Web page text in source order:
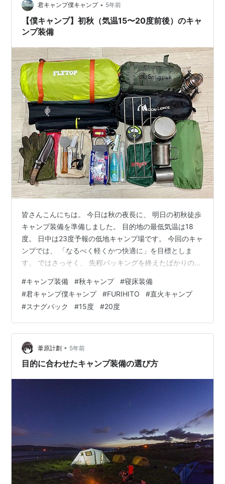
君キャンプ僕キャンプ • 5年前
【僕キャンプ】初秋（気温15〜20度前後）のキャ
ンプ装備
皆さんこんにちは。 今日は秋の夜長に、 明日の初秋徒歩
キャンプ装備を準備しました。 目的地の最低気温は18
度。 日中は23度予報の低地キャンプ場です。 今回のキャ
ンプでは、 「なるべく軽くかつ快適に」を目標としま
す。 ではさっそく、 先程パッキングを終えたばかりの装
ん。 代わりに先日購入したDODの五徳が光ります✨
kimicampbokucamp.hatenadiary.jp 意外と軽装に見えま
す。 この量なら35リットルでもギリギリ収まります。
ですが、、 一応、最低気温が20度を下回るので、 念の
為、防寒着（フリース）も持っていきます。…
#キャンプ装備 #秋キャンプ #寝床装備
#君キャンプ僕キャンプ #FURIHITO #直火キャンプ
#スナグパック #15度 #20度
葦原計劃 • 5年前
目的に合わせたキャンプ装備の選び方